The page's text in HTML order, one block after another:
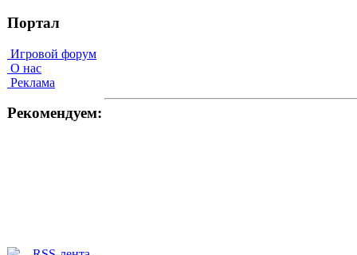
Портал
Игровой форум
О нас
Реклама
Рекомендуем: